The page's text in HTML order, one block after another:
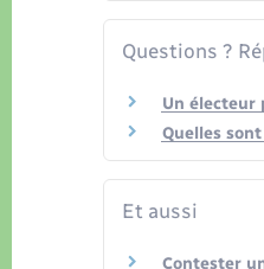
Questions ?
Un électeur
Quelles
Et aussi
Contester